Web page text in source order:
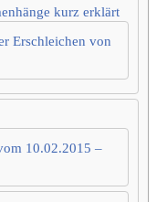
kurz erklärt
Erschleichen von
10.02.2015 –